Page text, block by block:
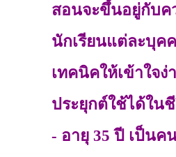
สอนจะขึ้นอยู่กับค
นักเรียนแต่ละบุค
เทคนิคให้เข้าใจง่
ประยุกต์ใช้ได้ใน
- อายุ 35 ปี เป็นค